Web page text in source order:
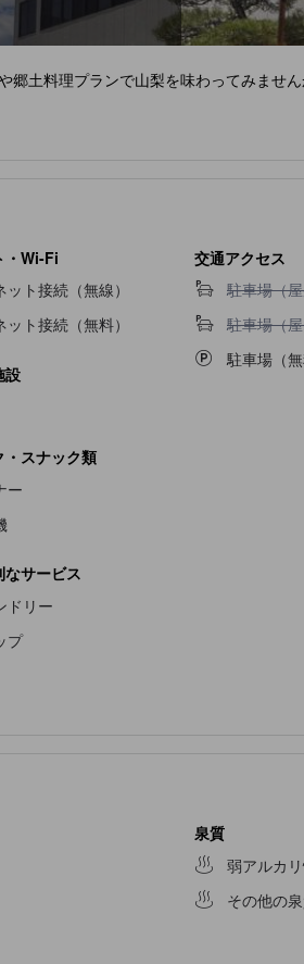
土料理プランで山梨を味わってみません
・Wi-Fi
ト接続（無線）
ト接続（無料）
設
スナック類
ー
サービス
ドリー
プ
交通アクセス
駐車場（屋
駐車場（
駐車場（屋
駐車場（
駐車場（無
泉質
弱アルカ
その他の